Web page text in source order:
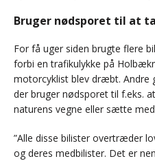
Bruger nødsporet til at
For få uger siden brugte flere
forbi en trafikulykke på
motorcyklist blev dræbt. Andre
der bruger nødsporet til f.eks.
naturens vegne eller sætte
”Alle disse bilister overtræder
og deres medbilister. Det er